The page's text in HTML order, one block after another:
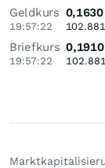
Geldkurs
19:57:22
0,1630
102.881
Briefkurs
19:57:22
0,1910
102.881